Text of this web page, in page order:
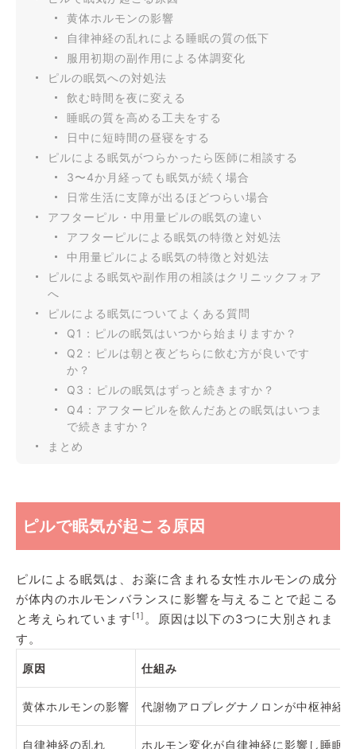
黄体ホルモンの影響
自律神経の乱れによる睡眠の質の低下
服用初期の副作用による体調変化
ピルの眠気への対処法
飲む時間を夜に変える
睡眠の質を高める工夫をする
日中に短時間の昼寝をする
ピルによる眠気がつらかったら医師に相談する
3〜4か月経っても眠気が続く場合
日常生活に支障が出るほどつらい場合
アフターピル・中用量ピルの眠気の違い
アフターピルによる眠気の特徴と対処法
中用量ピルによる眠気の特徴と対処法
ピルによる眠気や副作用の相談はクリニックフォア
へ
ピルによる眠気についてよくある質問
Q1：ピルの眠気はいつから始まりますか？
Q2：ピルは朝と夜どちらに飲む方が良いです
か？
Q3：ピルの眠気はずっと続きますか？
Q4：アフターピルを飲んだあとの眠気はいつま
で続きますか？
まとめ
ピルで眠気が起こる原因
ピルによる眠気は、お薬に含まれる女性ホルモンの成分
が体内のホルモンバランスに影響を与えることで起こる
と考えられています [1] 。原因は以下の3つに大別されま
す。
原因 仕組み
黄体ホルモンの影響 代謝物アロプレグナノロンが中枢神経
自律神経の乱れ ホルモン変化が自律神経に影響し睡眠